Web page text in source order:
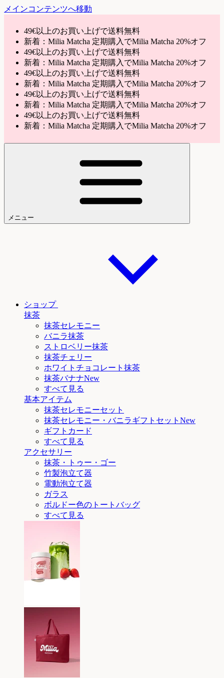
メインコンテンツへ移動
49€以上のお買い上げで送料無料
新着：Milia Matcha 定期購入でMilia Matcha 20%オフ
49€以上のお買い上げで送料無料
新着：Milia Matcha 定期購入でMilia Matcha 20%オフ
49€以上のお買い上げで送料無料
新着：Milia Matcha 定期購入でMilia Matcha 20%オフ
49€以上のお買い上げで送料無料
新着：Milia Matcha 定期購入でMilia Matcha 20%オフ
49€以上のお買い上げで送料無料
新着：Milia Matcha 定期購入でMilia Matcha 20%オフ
メニュー
ショップ
抹茶
抹茶セレモニー
バニラ抹茶
ストロベリー抹茶
抹茶チェリー
ホワイトチョコレート抹茶
抹茶バナナNew
すべて見る
基本アイテム
抹茶セレモニーセット
抹茶セレモニー ・バニラギフトセットNew
ギフトカード
すべて見る
アクセサリー
抹茶・トゥー・ゴー
竹製泡立て器
電動泡立て器
ガラス
ボルドー色のトートバッグ
すべて見る